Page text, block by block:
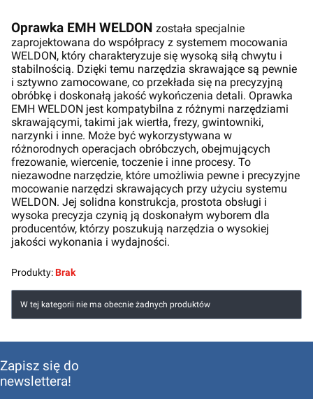
Oprawka EMH WELDON została specjalnie
zaprojektowana do współpracy z systemem mocowania
WELDON, który charakteryzuje się wysoką siłą chwytu i
stabilnością. Dzięki temu narzędzia skrawające są pewnie
i sztywno zamocowane, co przekłada się na precyzyjną
obróbkę i doskonałą jakość wykończenia detali. Oprawka
EMH WELDON jest kompatybilna z różnymi narzędziami
skrawającymi, takimi jak wiertła, frezy, gwintowniki,
narzynki i inne. Może być wykorzystywana w
różnorodnych operacjach obróbczych, obejmujących
frezowanie, wiercenie, toczenie i inne procesy. To
niezawodne narzędzie, które umożliwia pewne i precyzyjne
mocowanie narzędzi skrawających przy użyciu systemu
WELDON. Jej solidna konstrukcja, prostota obsługi i
wysoka precyzja czynią ją doskonałym wyborem dla
producentów, którzy poszukują narzędzia o wysokiej
jakości wykonania i wydajności.
Produkty:Brak
Lista produktów
W tej kategorii nie ma obecnie żadnych produktów
Zapisz się do
newslettera!